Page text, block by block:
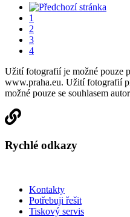
1
2
3
4
Užití fotografií je možné pouze
www.praha.eu. Užití fotografií
možné pouze se souhlasem
Rychlé odkazy
Kontakty
Potřebuji řešit
Tiskový servis